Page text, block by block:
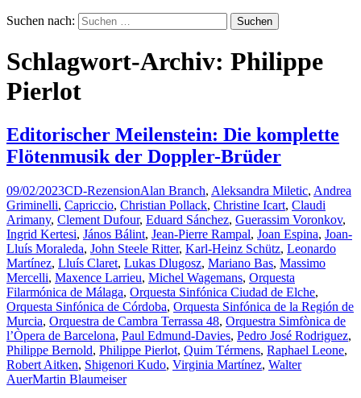
Suchen nach:
Schlagwort-Archiv: Philippe
Pierlot
Editorischer Meilenstein: Die komplette
Flötenmusik der Doppler-Brüder
09/02/2023CD-RezensionAlan Branch, Aleksandra Miletic, Andrea
Griminelli, Capriccio, Christian Pollack, Christine Icart, Claudi
Arimany, Clement Dufour, Eduard Sánchez, Guerassim Voronkov,
Ingrid Kertesi, János Bálint, Jean-Pierre Rampal, Joan Espina, Joan-
Lluís Moraleda, John Steele Ritter, Karl-Heinz Schütz, Leonardo
Martínez, Lluís Claret, Lukas Dlugosz, Mariano Bas, Massimo
Mercelli, Maxence Larrieu, Michel Wagemans, Orquesta
Filarmónica de Málaga, Orquesta Sinfónica Ciudad de Elche,
Orquesta Sinfónica de Córdoba, Orquesta Sinfónica de la Región de
Murcia, Orquestra de Cambra Terrassa 48, Orquestra Simfònica de
l’Òpera de Barcelona, Paul Edmund-Davies, Pedro José Rodriguez,
Philippe Bernold, Philippe Pierlot, Quim Térmens, Raphael Leone,
Robert Aitken, Shigenori Kudo, Virginia Martínez, Walter
AuerMartin Blaumeiser